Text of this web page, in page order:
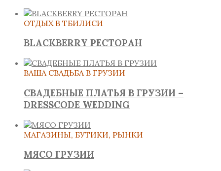
ОТДЫХ В ТБИЛИСИ
BLACKBERRY РЕСТОРАН
ВАША СВАДЬБА В ГРУЗИИ
СВАДЕБНЫЕ ПЛАТЬЯ В ГРУЗИИ –
DRESSCODE WEDDING
МАГАЗИНЫ, БУТИКИ, РЫНКИ
МЯСО ГРУЗИИ